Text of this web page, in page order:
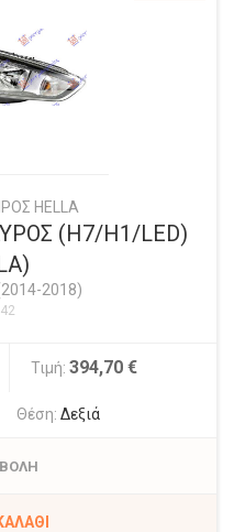
HELLA
(H7/H1/LED)
2018)
Τιμή: 394,70 €
Θέση: Δεξιά